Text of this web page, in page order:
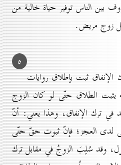
بين الناس توفير حياة خالية من
زوج مريض.
٥
ثبت بإطلاق روايات
يثبت الطلاق حتّى لو كان الزوج
في ترك الإنفاق، وهذا يعني: أنّ
لدى العجز؛ فإنّ ثبوت حقّ حتّى
وقد سُلِبَ الزوجُ في مقابل ترك